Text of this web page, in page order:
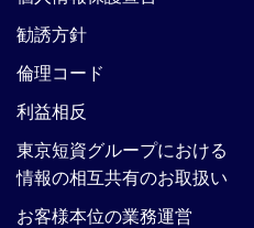
勧誘方針
倫理コード
利益相反
東京短資グループにおける
情報の相互共有のお取扱い
お客様本位の業務運営